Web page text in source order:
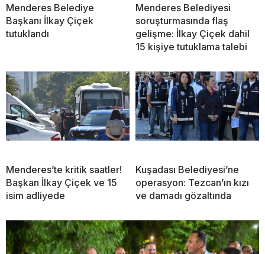
Menderes Belediye
Başkanı İlkay Çiçek
tutuklandı
Menderes Belediyesi
soruşturmasında flaş
gelişme: İlkay Çiçek dahil
15 kişiye tutuklama talebi
Menderes’te kritik saatler!
Başkan İlkay Çiçek ve 15
isim adliyede
Kuşadası Belediyesi’ne
operasyon: Tezcan’ın kızı
ve damadı gözaltında